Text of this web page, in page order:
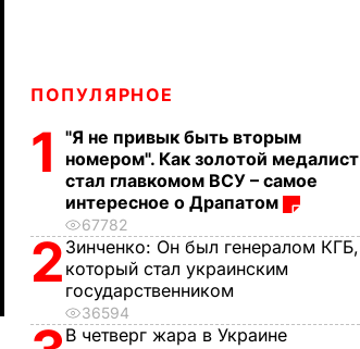
ПОПУЛЯРНОЕ
1
"Я не привык быть вторым
номером". Как золотой медалист
стал главкомом ВСУ – самое
интересное о Драпатом
67782
2 Зинченко: Он был генералом КГБ,
который стал украинским
государственником
36594
В четверг жара в Украине